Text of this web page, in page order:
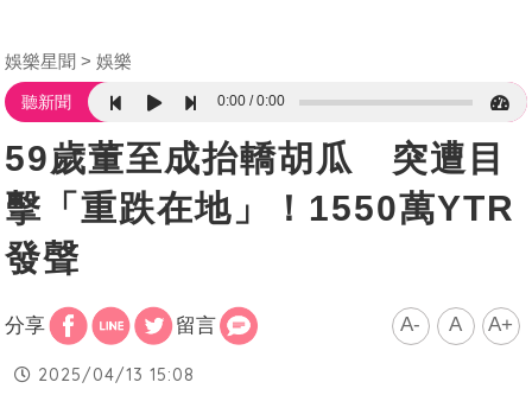
娛樂星聞 娛樂
聽新聞 0:00 0:00
59歲董至成抬轎胡瓜 突遭目
擊「重跌在地」！1550萬YTR
發聲
分享 留言 A- A A+
2025/04/13 15:08